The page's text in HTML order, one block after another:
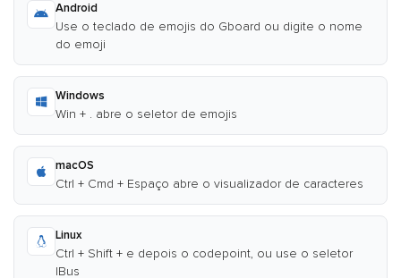
Android
Use o teclado de emojis do Gboard ou digite o nome
do emoji
Windows
Win + . abre o seletor de emojis
macOS
Ctrl + Cmd + Espaço abre o visualizador de caracteres
Linux
Ctrl + Shift + e depois o codepoint, ou use o seletor
IBus